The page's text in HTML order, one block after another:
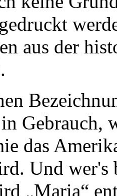
aus der
Gebrauch,
das
Und
„Maria“